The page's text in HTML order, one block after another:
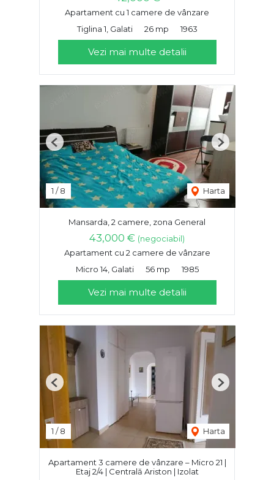
Apartament cu 1 camere de vânzare
Tiglina 1, Galati
26 mp 1963
Vezi mai multe detalii
1 /8 Harta
Previous Next
Mansarda, 2 camere, zona General
43,000 € (negociabil)
Apartament cu 2 camere de vânzare
Micro 14, Galati
56 mp 1985
Vezi mai multe detalii
1 /8 Harta
Previous Next
Apartament 3 camere de vânzare – Micro 21 |
Etaj 2/4 | Centrală Ariston | Izolat